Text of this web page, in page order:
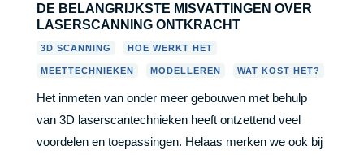
DE BELANGRIJKSTE MISVATTINGEN OVER
LASERSCANNING ONTKRACHT
3D SCANNING HOE WERKT HET
MEETTECHNIEKEN MODELLEREN WAT KOST HET?
Het inmeten van onder meer gebouwen met behulp
van 3D laserscantechnieken heeft ontzettend veel
voordelen en toepassingen. Helaas merken we ook bij